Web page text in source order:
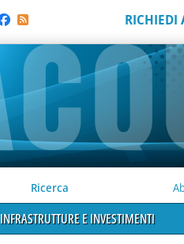
RICHIEDI
Ricerca
INFRASTRUTTURE E INVESTIMENTI